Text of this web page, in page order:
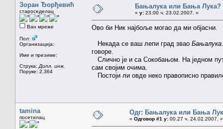
Зоран Ђорђевић
староседелац
Ван мреже
Пол:
Организација:
Име и презиме:
Струка: Дипл. инж.
Поруке: 2.364
Бањалука или Бања Лука?
« у: 23.00 ч. 23.02.2007. »
Ово би Ник најбоље могао да ми објасни.
Некада се ваш лепи град звао Бањалука
говоре.
Слично је и са Сокобањом. На једном
сам својим очима.
Постоји ли овде неко правописно
tamina
посетилац
Одг: Бањалука или Бања
« Одговор #1 у: 00.27 ч. 24.02.2007. »